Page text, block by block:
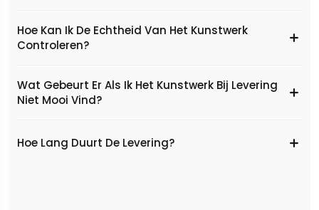
Hoe Kan Ik De Echtheid Van Het Kunstwerk
Controleren?
Wat Gebeurt Er Als Ik Het Kunstwerk Bij Levering
Niet Mooi Vind?
Hoe Lang Duurt De Levering?